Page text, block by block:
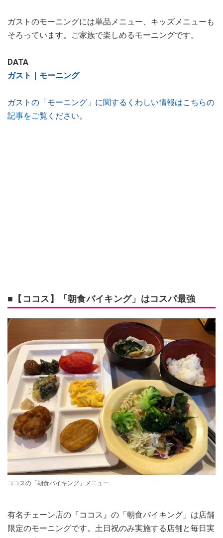
ガストのモーニングには単品メニュー、キッズメニューも
そろっています。ご家族で楽しめるモーニングです。
DATA
ガスト｜モーニング
ガストの「モーニング」に関するくわしい情報はこちらの
記事をご覧ください。
■【ココス】「朝食バイキング」はコスパ最強
ココスの「朝食バイキング」メニュー
有名チェーン店の『ココス』の「朝食バイキング」は店舗
限定のモーニングです。土日祝のみ実施する店舗と毎日実